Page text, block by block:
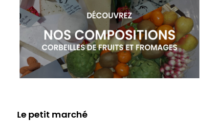
Le petit marché